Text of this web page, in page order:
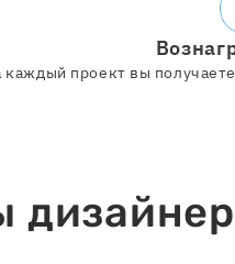
каждый проект вы